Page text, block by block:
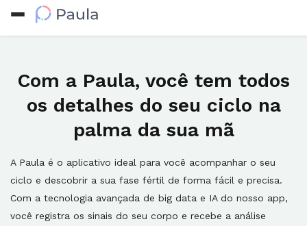
Com a Paula, você tem todos
os detalhes do seu ciclo na
palma da sua mã
A Paula é o aplicativo ideal para você acompanhar o seu
ciclo e descobrir a sua fase fértil de forma fácil e precisa.
Com a tecnologia avançada de big data e IA do nosso app,
você registra os sinais do seu corpo e recebe a análise